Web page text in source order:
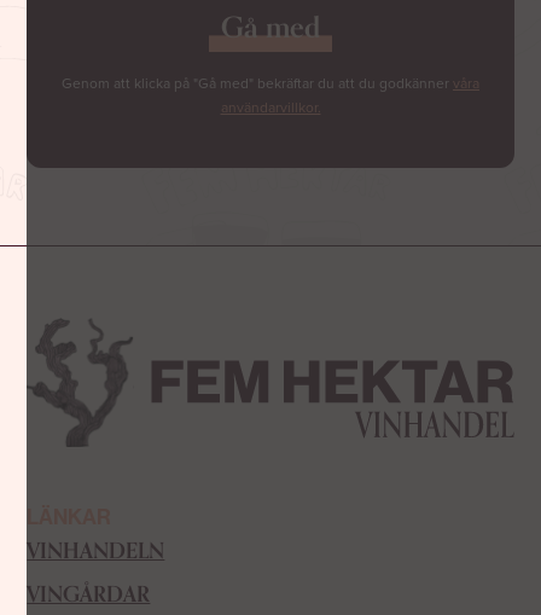
Genom att klicka på "Gå med" bekräftar du att du godkänner våra
användarvillkor.
VINHANDELN
VINGÅRDAR